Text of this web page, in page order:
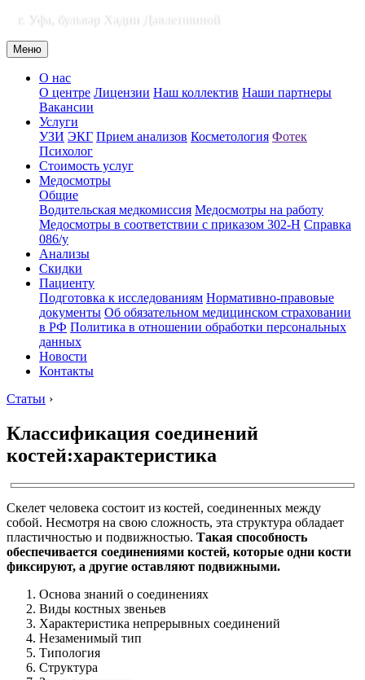
г. Уфа, бульвар Хадии Давлетшиной
Меню
О нас
О центре Лицензии Наш коллектив Наши партнеры
Вакансии
Услуги
УЗИ ЭКГ Прием анализов Косметология Фотек
Психолог
Стоимость услуг
Медосмотры
Общие
Водительская медкомиссия Медосмотры на работу
Медосмотры в соответствии с приказом 302-Н Справка
086/у
Анализы
Скидки
Пациенту
Подготовка к исследованиям Нормативно-правовые
документы Об обязательном медицинском страховании
в РФ Политика в отношении обработки персональных
данных
Новости
Контакты
Статьи ›
Классификация соединений
костей:характеристика
Скелет человека состоит из костей, соединенных между
собой. Несмотря на свою сложность, эта структура обладает
пластичностью и подвижностью. Такая способность
обеспечивается соединениями костей, которые одни кости
фиксируют, а другие оставляют подвижными.
Основа знаний о соединениях
Виды костных звеньев
Характеристика непрерывных соединений
Незаменимый тип
Типология
Структура